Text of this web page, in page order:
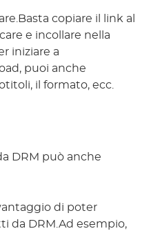
copiare il link al
e incollare nella
iniziare a
puoi anche
il formato, ecc.
DRM può anche
di poter
da DRM.Ad esempio,